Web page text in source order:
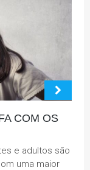
COM OS
e adultos são
uma maior